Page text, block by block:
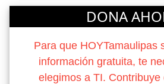
DONA
Para que HOYTamaulipas
información gratuita, te
elegimos a TI. Contribuye